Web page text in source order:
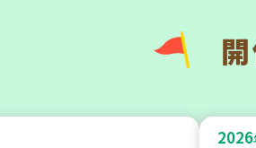
住み慣れた地域で
ープくらしの助け合
神戸
【
う
2026